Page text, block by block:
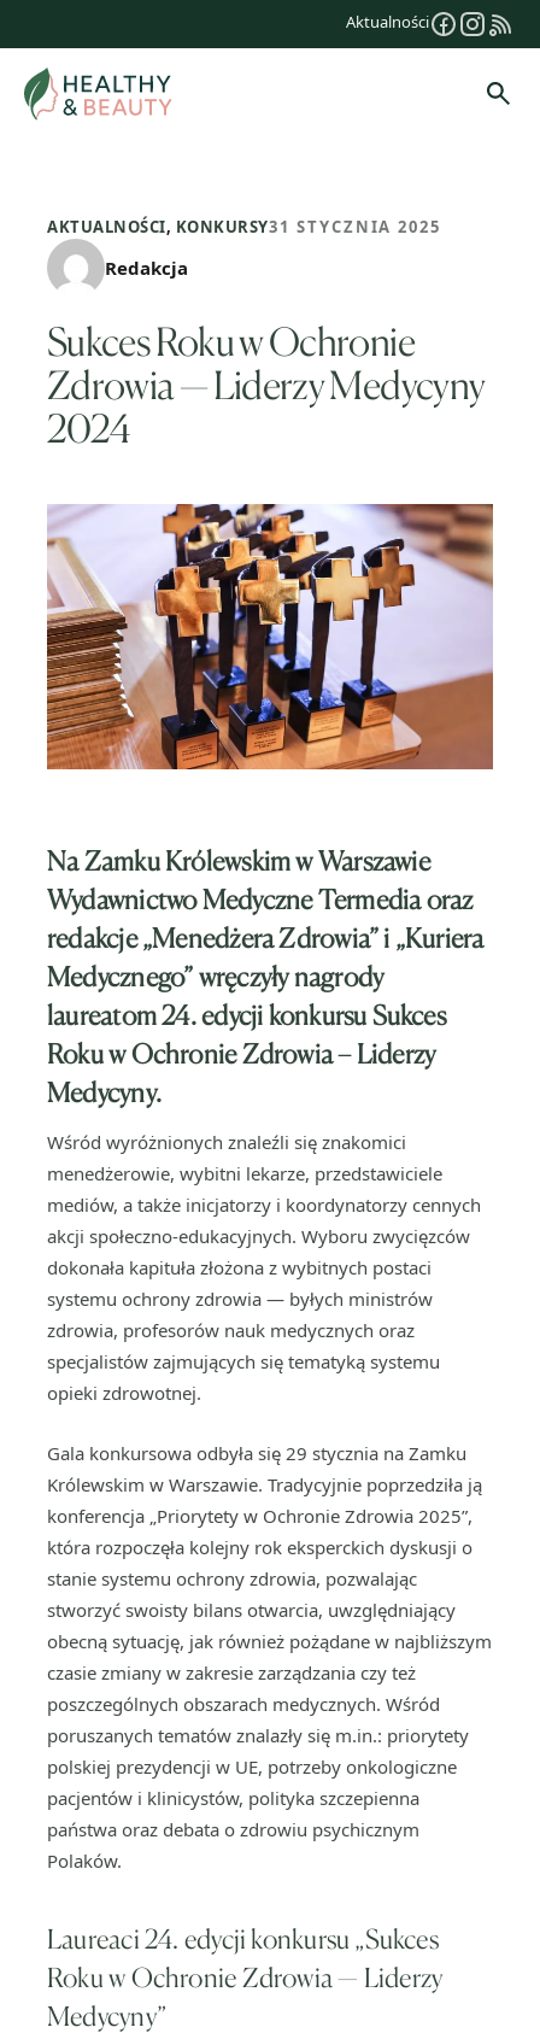
treści
Aktualności
AKTUALNOŚCI, KONKURSY31 STYCZNIA 2025
Redakcja
Sukces Roku w Ochronie
Zdrowia — Liderzy Medycyny
2024
Na Zamku Królewskim w Warszawie
Wydawnictwo Medyczne Termedia oraz
redakcje „Menedżera Zdrowia” i „Kuriera
Medycznego” wręczyły nagrody
laureatom 24. edycji konkursu Sukces
Roku w Ochronie Zdrowia – Liderzy
Medycyny.
Wśród wyróżnionych znaleźli się znakomici
menedżerowie, wybitni lekarze, przedstawiciele
mediów, a także inicjatorzy i koordynatorzy cennych
akcji społeczno-edukacyjnych. Wyboru zwycięzców
dokonała kapituła złożona z wybitnych postaci
systemu ochrony zdrowia — byłych ministrów
zdrowia, profesorów nauk medycznych oraz
specjalistów zajmujących się tematyką systemu
opieki zdrowotnej.
Gala konkursowa odbyła się 29 stycznia na Zamku
Królewskim w Warszawie. Tradycyjnie poprzedziła ją
konferencja „Priorytety w Ochronie Zdrowia 2025”,
która rozpoczęła kolejny rok eksperckich dyskusji o
stanie systemu ochrony zdrowia, pozwalając
stworzyć swoisty bilans otwarcia, uwzględniający
obecną sytuację, jak również pożądane w najbliższym
czasie zmiany w zakresie zarządzania czy też
poszczególnych obszarach medycznych. Wśród
poruszanych tematów znalazły się m.in.: priorytety
polskiej prezydencji w UE, potrzeby onkologiczne
pacjentów i klinicystów, polityka szczepienna
państwa oraz debata o zdrowiu psychicznym
Polaków.
Laureaci 24. edycji konkursu „Sukces
Roku w Ochronie Zdrowia — Liderzy
Medycyny”